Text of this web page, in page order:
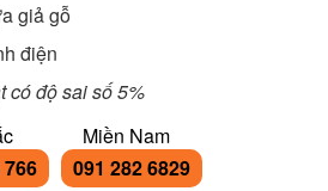
giả gỗ
điện
có độ sai số 5%
766
Miền Nam
091 282 6829